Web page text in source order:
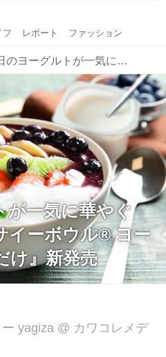
フ レポート ファッション
毎日のヨーグルトが一気に華やぐ♡『おうちでアサイーボウル® ヨーグルトにかけるだけ』新発売
が一気に華やぐ
ーボウル® ヨー
け』新発売
yagiza @ カワコレメデ